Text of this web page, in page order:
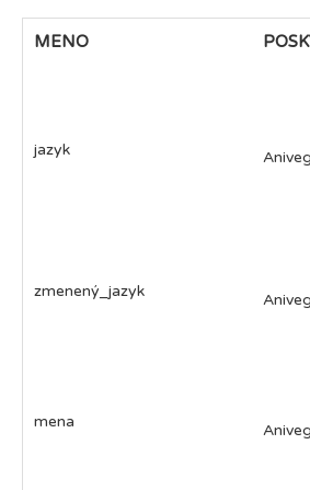
MENO
jazyk
zmenený_jazyk
mena